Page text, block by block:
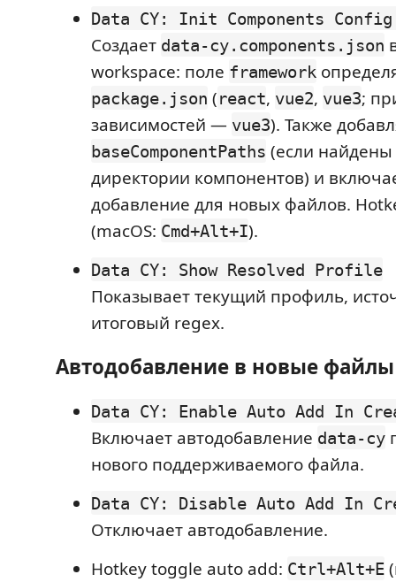
Data CY: Init Components
Создает data-cy.components.json
workspace: поле framework
package.json (react, vue2, vue3;
зависимостей — vue3). Также
baseComponentPaths (если
директории компонентов) и
добавление для новых файлов.
(macOS: Cmd+Alt+I).
Data CY: Show Resolved Profile
Показывает текущий профиль,
итоговый regex.
Автодобавление в новые файлы
Data CY: Enable Auto Add In
Включает автодобавление data-cy
нового поддерживаемого файла.
Data CY: Disable Auto Add In
Отключает автодобавление.
Hotkey toggle auto add: Ctrl+Alt+E